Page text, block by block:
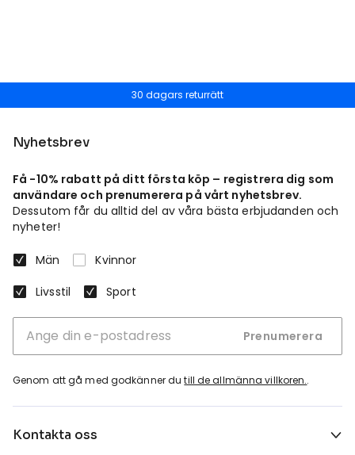
30 dagars returrätt
Nyhetsbrev
Få -10% rabatt på ditt första köp – registrera dig som
användare och prenumerera på vårt nyhetsbrev.
Dessutom får du alltid del av våra bästa erbjudanden och
nyheter!
Män
Kvinnor
Livsstil
Sport
Prenumerera
Genom att gå med godkänner dutill de allmänna villkoren..
Kontakta oss